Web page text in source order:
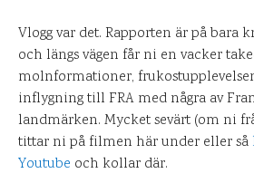
Vlogg var det. Rapporten är på bara
och längs vägen får ni en vacker
molnformationer,
inflygning till FRA med några av
landmärken. Mycket sevärt (om ni
tittar ni på filmen här under eller så
Youtube och kollar där.